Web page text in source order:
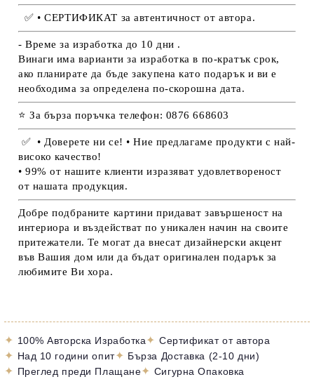
✅ • СЕРТИФИКАТ за автентичност от автора.
- Време за изработка до 10 дни .
Винаги има варианти за изработка в по-кратък срок,
ако планирате да бъде закупена като подарък и ви е
необходима за определена по-скорошна дата.
⭐ За бърза поръчка телефон: 0876 668603
✅
• Доверете ни се! • Ние предлагаме продукти с най-
високо качество!
• 99% от нашите клиенти изразяват удовлетвореност
от нашата продукция.
Добре подбраните картини придават завършеност на
интериора и въздействат по уникален начин на своите
притежатели. Те могат да внесат дизайнерски акцент
във Вашия дом или да бъдат оригинален подарък за
любимите Ви хора.
✦ 100% Авторска Изработка✦ Сертификат от автора
✦ Над 10 години опит✦ Бърза Доставка (2-10 дни)
✦ Преглед преди Плащане✦ Сигурна Опаковка